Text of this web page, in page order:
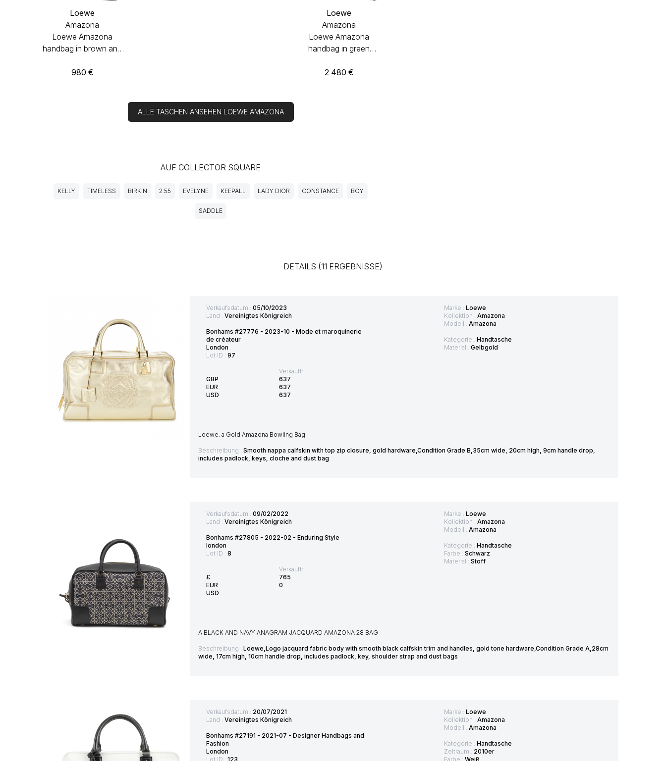
Loewe
Amazona
Loewe Amazona
handbag in brown and
980 €
Loewe
Amazona
Loewe Amazona
handbag in green
2 480 €
ALLE TASCHEN ANSEHEN LOEWE AMAZONA
AUF COLLECTOR SQUARE
KELLY TIMELESS BIRKIN 2.55 EVELYNE KEEPALL LADY DIOR CONSTANCE BOY
SADDLE
DETAILS (11 ERGEBNISSE)
Verkaufsdatum : 05/10/2023
Land : Vereinigtes Königreich
Bonhams #27776 - 2023-10 - Mode et maroquinerie
de créateur
London
Lot ID : 97
GBP
EUR
USD
Verkauft:
637
637
637
Marke : Loewe
Kollektion : Amazona
Modell : Amazona
Kategorie : Handtasche
Material : Gelbgold
Loewe: a Gold Amazona Bowling Bag
Beschreibung : Smooth nappa calfskin with top zip closure, gold hardware,Condition Grade B,35cm wide, 20cm high, 9cm handle drop,
includes padlock, keys, cloche and dust bag
Verkaufsdatum : 09/02/2022
Land : Vereinigtes Königreich
Bonhams #27805 - 2022-02 - Enduring Style
london
Lot ID : 8
£
EUR
USD
Verkauft:
765
0
Marke : Loewe
Kollektion : Amazona
Modell : Amazona
Kategorie : Handtasche
Farbe : Schwarz
Material : Stoff
A BLACK AND NAVY ANAGRAM JACQUARD AMAZONA 28 BAG
Beschreibung : Loewe,Logo jacquard fabric body with smooth black calfskin trim and handles, gold tone hardware,Condition Grade A,28cm
wide, 17cm high, 10cm handle drop, includes padlock, key, shoulder strap and dust bags
Verkaufsdatum : 20/07/2021
Land : Vereinigtes Königreich
Bonhams #27191 - 2021-07 - Designer Handbags and
Fashion
London
Lot ID : 123
Marke : Loewe
Kollektion : Amazona
Modell : Amazona
Kategorie : Handtasche
Zeitraum : 2010er
Farbe : Weiß